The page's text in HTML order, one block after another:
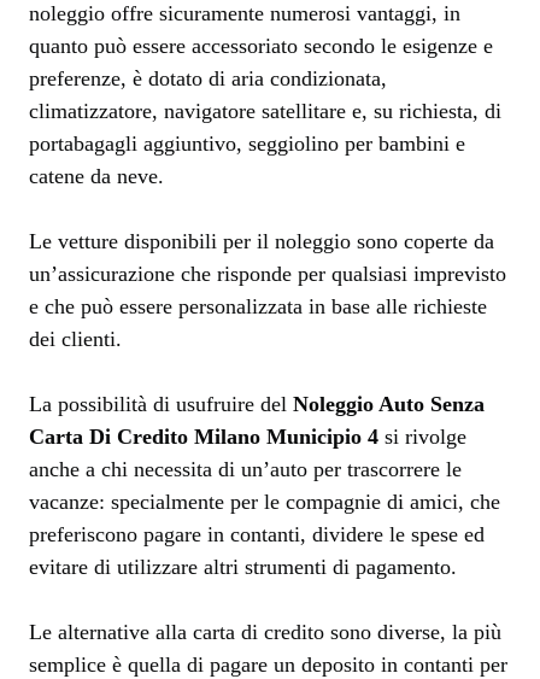
noleggio offre sicuramente numerosi vantaggi, in
quanto può essere accessoriato secondo le esigenze e
preferenze, è dotato di aria condizionata,
climatizzatore, navigatore satellitare e, su richiesta, di
portabagagli aggiuntivo, seggiolino per bambini e
catene da neve.
Le vetture disponibili per il noleggio sono coperte da
un’assicurazione che risponde per qualsiasi imprevisto
e che può essere personalizzata in base alle richieste
dei clienti.
La possibilità di usufruire del Noleggio Auto Senza
Carta Di Credito Milano Municipio 4 si rivolge
anche a chi necessita di un’auto per trascorrere le
vacanze: specialmente per le compagnie di amici, che
preferiscono pagare in contanti, dividere le spese ed
evitare di utilizzare altri strumenti di pagamento.
Le alternative alla carta di credito sono diverse, la più
semplice è quella di pagare un deposito in contanti per